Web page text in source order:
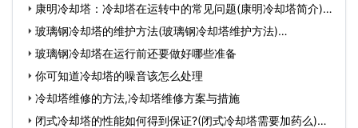
钢储…
康明冷却塔：冷却塔在运转中的常见问题(康明冷却塔简介)…
玻璃钢冷却塔的维护方法(玻璃钢冷却塔维护方法)…
玻璃钢冷却塔在运行前还要做好哪些准备
你可知道冷却塔的噪音该怎么处理
冷却塔维修的方法,冷却塔维修方案与措施
闭式冷却塔的性能如何得到保证?(闭式冷却塔需要加药么)…